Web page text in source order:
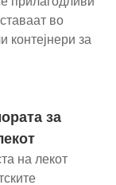
во
контејнери за
за
на лекот